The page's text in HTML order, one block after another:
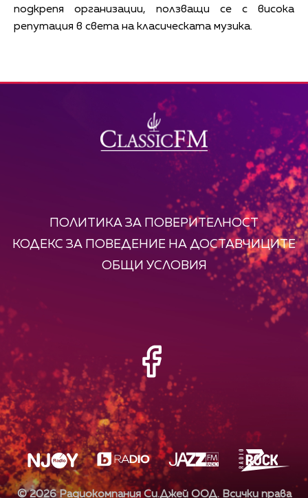
подкрепя организации, ползващи се с висока
репутация в света на класическата музика.
ПОЛИТИКА ЗА ПОВЕРИТЕЛНОСТ
КОДЕКС ЗА ПОВЕДЕНИЕ НА ДОСТАВЧИЦИТЕ
ОБЩИ УСЛОВИЯ
©2026Радиокомпания Си.Джей ООД. Всички права